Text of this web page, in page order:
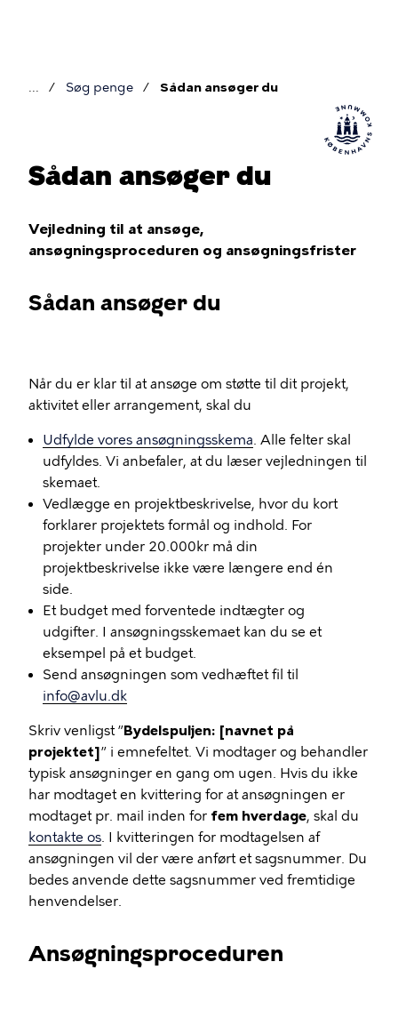
Søg penge Sådan ansøger du
Sådan ansøger du
Vejledning til at ansøge,
ansøgningsproceduren og ansøgningsfrister
Sådan ansøger du
Når du er klar til at ansøge om støtte til dit projekt,
aktivitet eller arrangement, skal du
Udfylde vores ansøgningsskema. Alle felter skal
udfyldes. Vi anbefaler, at du læser vejledningen til
skemaet.
Vedlægge en projektbeskrivelse, hvor du kort
forklarer projektets formål og indhold. For
projekter under 20.000kr må din
projektbeskrivelse ikke være længere end én
side.
Et budget med forventede indtægter og
udgifter. I ansøgningsskemaet kan du se et
eksempel på et budget.
Send ansøgningen som vedhæftet fil til
info@avlu.dk
Skriv venligst ”Bydelspuljen: [navnet på
projektet]” i emnefeltet. Vi modtager og behandler
typisk ansøgninger en gang om ugen. Hvis du ikke
har modtaget en kvittering for at ansøgningen er
modtaget pr. mail inden for fem hverdage, skal du
kontakte os. I kvitteringen for modtagelsen af
ansøgningen vil der være anført et sagsnummer. Du
bedes anvende dette sagsnummer ved fremtidige
henvendelser.
Ansøgningsproceduren